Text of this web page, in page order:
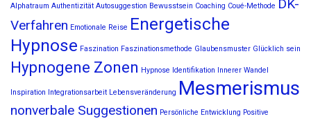
Alphatraum Authentizität Autosuggestion Bewusstsein Coaching Coué-Methode DK-
Verfahren Emotionale Reise Energetische
Hypnose Faszination Faszinationsmethode Glaubensmuster Glücklich sein
Hypnogene Zonen Hypnose Identifikation Innerer Wandel
Inspiration Integrationsarbeit Lebensveränderung Mesmerismus
nonverbale Suggestionen Persönliche Entwicklung Positive